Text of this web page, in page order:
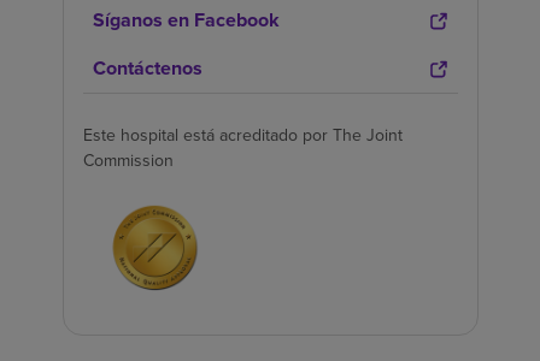
Síganos en Facebook
Contáctenos
Este hospital está acreditado por The Joint
Commission